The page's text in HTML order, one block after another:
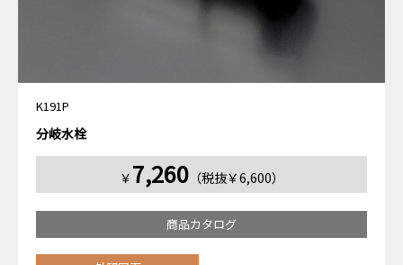
K191P
分岐水栓
￥ 7,260（税抜￥6,600）
商品カタログ